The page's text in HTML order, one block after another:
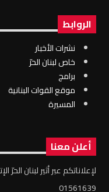
الروابط
نشرات الأخبار
خاص لبنان الحرّ
برامج
موقع القوات البنانية
المسيرة
أعلن معنا
لإعلاناتكم عبر أثير لبنان الحرّ
01561639